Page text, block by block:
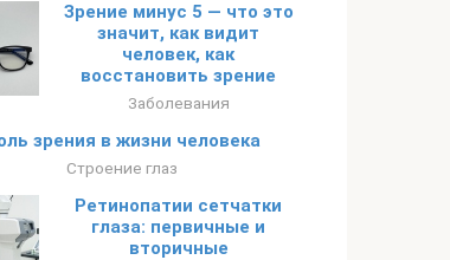
Зрение минус 5 — что это
значит, как видит
человек, как
восстановить зрение
Заболевания
зрения в жизни человека
Строение глаз
Ретинопатии сетчатки
глаза: первичные и
вторичные